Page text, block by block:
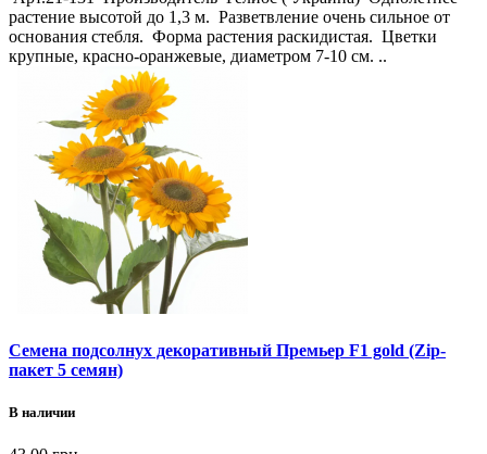
растение высотой до 1,3 м. Разветвление очень сильное от
основания стебля. Форма растения раскидистая. Цветки
крупные, красно-оранжевые, диаметром 7-10 см. ..
Семена подсолнух декоративный Премьер F1 gold (Zip-
пакет 5 семян)
В наличии